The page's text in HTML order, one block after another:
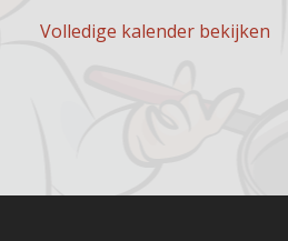
Volledige kalender bekijken